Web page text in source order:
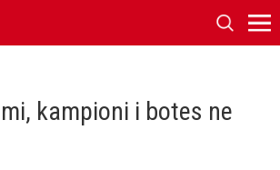
kampioni i botes ne